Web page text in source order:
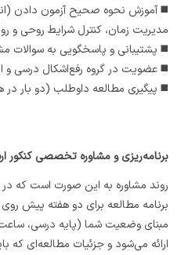
◼️ آموزش نحوه صحیح آزمون دادن
مدیریت زمان، کنترل شرایط روحی و
◼️ پشتیبانی و پاسخگویی به سوالات
◼️ عضویت در گروه رفع‌اشکال درسی و
◼️ پیگیری مطالعه داوطلب (دو بار در
برنامه‌ریزی و مشاوره تخصصی کنکور
روند مشاوره به این صورت است که
برنامه مطالعه برای دو هفته پیش
مبنای وضعیت شما (پایه درسی،
ارائه می‌شود و جزئیات مطالعه‌ای که